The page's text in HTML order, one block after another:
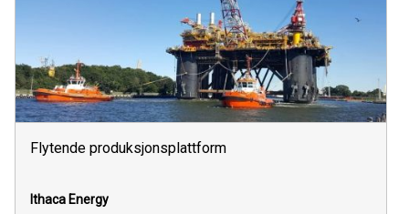
Flytende produksjonsplattform
Ithaca Energy